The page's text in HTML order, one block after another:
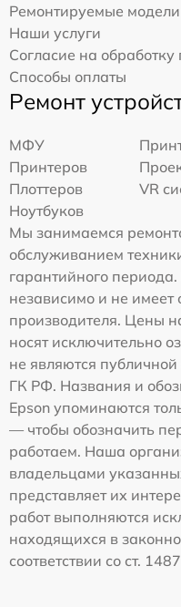
Ремонтируемые модели
Наши услуги
Согласие на
Способы оплаты
Ремонт
МФУ
Принтеров
Плоттеров
VR
Ноутбуков
Мы занимаемся
обслуживанием
гарантийного
независимо и не
производителя. Цены
носят исключительно
не являются
ГК РФ. Названия и
Epson упоминаются
— чтобы обозначить
работаем. Наша
владельцами
представляет их
работ выполняются
находящихся в
соответствии со ст.